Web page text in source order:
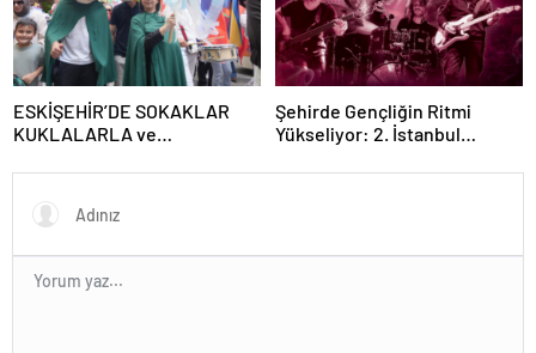
ESKİŞEHİR’DE SOKAKLAR
KUKLALARLA ve
RENKLENİYOR!
Şehirde Gençliğin Ritmi
Yükseliyor: 2. İstanbul
Mayıs’ta Kentin Dört Bir